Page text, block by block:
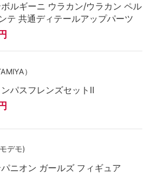
ルギーニ ウラカン/ウラカン ペル
テ 共通ディテールアップパーツ
円
）
パスフレンズセットII
円
デモ)
ニオン ガールズ フィギュア